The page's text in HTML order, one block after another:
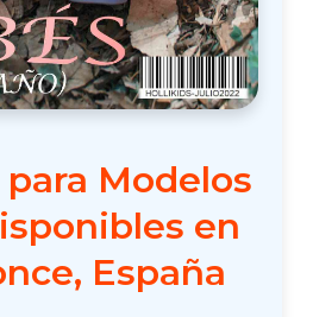
Modelos
en
España